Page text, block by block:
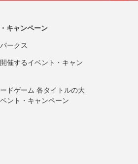
キャンペーン
ークス
催するイベント・キャン
ドゲーム 各タイトルの大
ント・キャンペーン